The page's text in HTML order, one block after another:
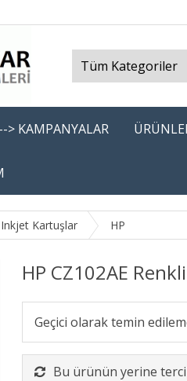
> KAMPANYALAR
Inkjet Kartuşlar HP
HP CZ102AE
Geçici olarak temin
Bu ürünün yerine